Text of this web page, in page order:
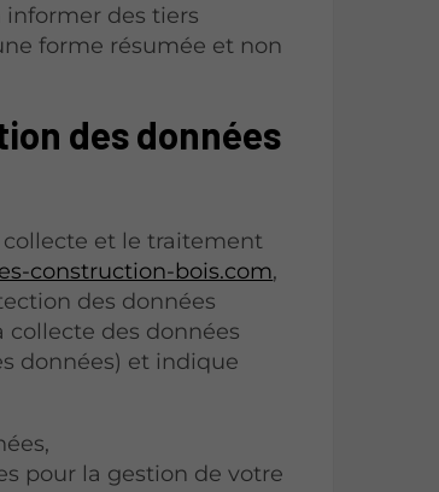
des tiers
forme résumée et non
des données
collecte et le traitement
construction-bois.com,
des données
collecte des données
données) et indique
pour la gestion de votre